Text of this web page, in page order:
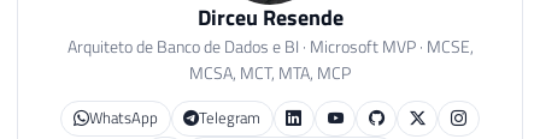
Dirceu Resende
Arquiteto de Banco de Dados e BI · Microsoft MVP · MCSE,
MCSA, MCT, MTA, MCP
WhatsApp
Telegram